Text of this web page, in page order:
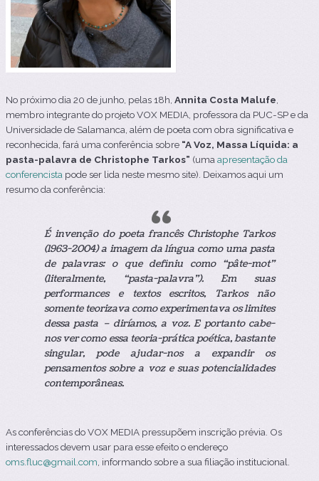
No próximo dia 20 de junho, pelas 18h, Annita Costa Malufe
membro integrante do projeto VOX MEDIA, professora da PUC-SP e da
Universidade de Salamanca, além de poeta com obra significativa e
reconhecida, fará uma conferência sobre “A Voz, Massa Líquida: a
pasta-palavra de Christophe Tarkos” (uma apresentação da
conferencista pode ser lida neste mesmo site). Deixamos aqui um
resumo da conferência:
É invenção do poeta francês Christophe Tarkos
(1963-2004) a imagem da língua como uma pasta
de palavras: o que definiu como “pâte-mot”
(literalmente, “pasta-palavra”). Em suas
performances e textos escritos, Tarkos não
somente teorizava como experimentava os limites
dessa pasta – diríamos, a voz. E portanto cabe-
nos ver como essa teoria-prática poética, bastante
singular, pode ajudar-nos a expandir os
pensamentos sobre a voz e suas potencialidades
contemporâneas.
As conferências do VOX MEDIA pressupõem inscrição prévia. Os
interessados devem usar para esse efeito o endereço
oms.fluc@gmail.com , informando sobre a sua filiação institucional.